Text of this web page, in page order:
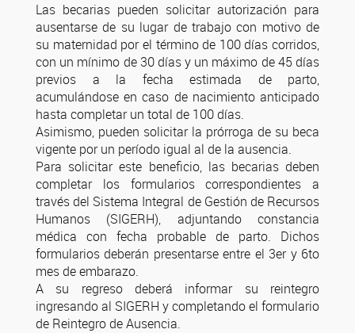
Las becarias pueden solicitar autorización para
ausentarse de su lugar de trabajo con motivo de
su maternidad por el término de 100 días corridos,
con un mínimo de 30 días y un máximo de 45 días
previos a la fecha estimada de parto,
acumulándose en caso de nacimiento anticipado
hasta completar un total de 100 días.
Asimismo, pueden solicitar la prórroga de su beca
vigente por un período igual al de la ausencia.
Para solicitar este beneficio, las becarias deben
completar los formularios correspondientes a
través del Sistema Integral de Gestión de Recursos
Humanos (SIGERH), adjuntando constancia
médica con fecha probable de parto. Dichos
formularios deberán presentarse entre el 3er y 6to
mes de embarazo.
A su regreso deberá informar su reintegro
ingresando al SIGERH y completando el formulario
de Reintegro de Ausencia.